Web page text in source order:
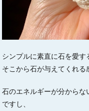
シンプルに素直に石を愛す
そこから石が与えてくれる
石のエネルギーが分からな
ですし、